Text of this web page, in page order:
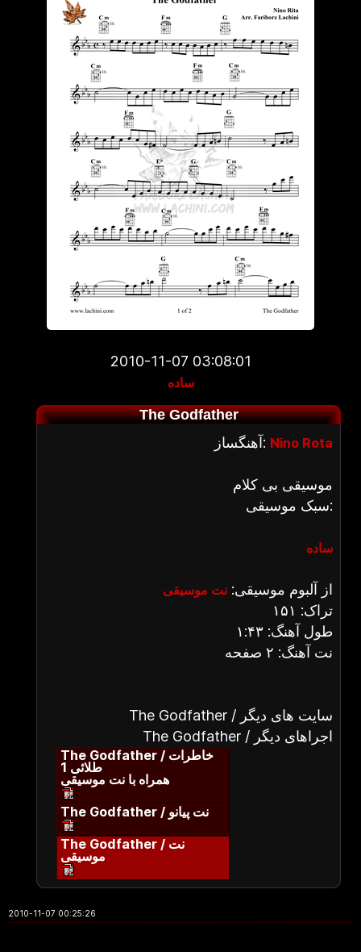
2010-11-07 03:08:01
ساده
The Godfather
آهنگساز: Nino Rota
موسیقی بی کلام
سبک موسیقی:
ساده
از آلبوم موسیقی: نت موسیقی
تراک: ۱۵۱
طول آهنگ: ۱:۴۳
نت آهنگ: ۲ صفحه
The Godfather / سایت های دیگر
The Godfather / اجراهای دیگر
The Godfather / خاطرات
طلائی 1
همراه با نت موسیقی
The Godfather / نت پیانو
The Godfather / نت
موسیقی
2010-11-07 00:25:26